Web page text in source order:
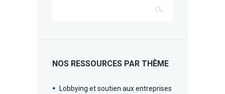
NOS RESSOURCES PAR THÈME
Lobbying et soutien aux entreprises